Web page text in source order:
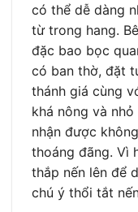
có thể dễ dàng
từ trong hang.
đặc bao bọc
có ban thờ, đặt
thánh giá cùng
khá nông và
nhận được
thoáng đãng. Vì
thắp nến lên để
chú ý thổi tắt